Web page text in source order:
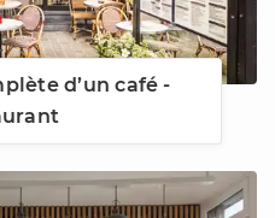
d’un café -